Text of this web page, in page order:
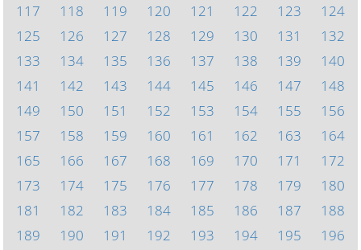
117
118 119 120 121 122 123
124
125
126 127 128 129 130 131
132
133
134 135 136 137 138 139
140
141
142 143 144 145 146 147
148
149
150 151 152 153 154 155
156
157
158 159 160 161 162 163
164
165
166 167 168 169 170 171
172
173
174 175 176 177 178 179
180
181
182 183 184 185 186 187
188
189
190 191 192 193 194 195
196